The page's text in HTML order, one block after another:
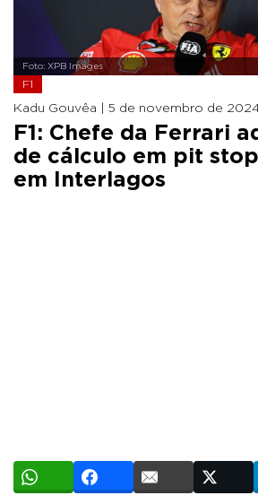
Foto: XPB Images
F1
Kadu Gouvêa | 5 de novembro de
F1: Chefe da Ferrari
de cálculo em pit
em Interlagos